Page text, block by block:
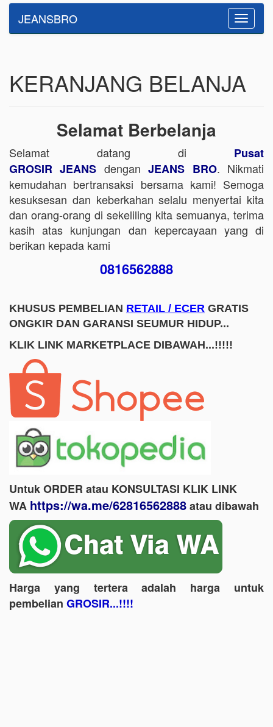
Toggle
JEANSBRO
KERANJANG BELANJA
Selamat Berbelanja
Selamat datang di Pusat
GROSIR JEANS denganJEANS BRO. Nikmati
kemudahan bertransaksi bersama kami! Semoga
kesuksesan dan keberkahan selalu menyertai kita
dan orang-orang di sekeliling kita semuanya, terima
kasih atas kunjungan dan kepercayaan yang di
berikan kepada kami
0816562888
KHUSUS PEMBELIAN RETAIL / ECER GRATIS
ONGKIR DAN GARANSI SEUMUR HIDUP...
KLIK LINK MARKETPLACE DIBAWAH...!!!!!
Untuk ORDER atau KONSULTASI KLIK LINK
WA https://wa.me/62816562888​ atau dibawah
Harga yang tertera adalah harga untuk
pembelian GROSIR...!!!!